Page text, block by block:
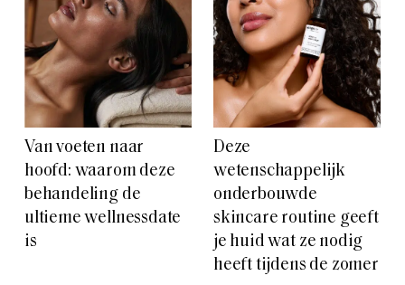
Van voeten naar
hoofd: waarom deze
behandeling de
ultieme wellnessdate
is
Deze
wetenschappelijk
onderbouwde
skincare routine geeft
je huid wat ze nodig
heeft tijdens de zomer